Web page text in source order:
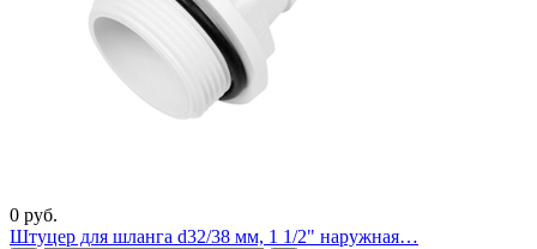
0 руб.
Штуцер для шланга d32/38 мм, 1 1/2" наружная…